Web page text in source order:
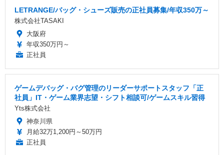
LETRANGE/バッグ・シューズ販売の正社員募集/年収350万～
株式会社TASAKI
大阪府
年収350万円～
正社員
ゲームデバッグ・バグ管理のリーダーサポートスタッフ「正
社員」IT・ゲーム業界志望・シフト相談可/ゲームスキル習得
Yts株式会社
神奈川県
月給32万1,200円～50万円
正社員